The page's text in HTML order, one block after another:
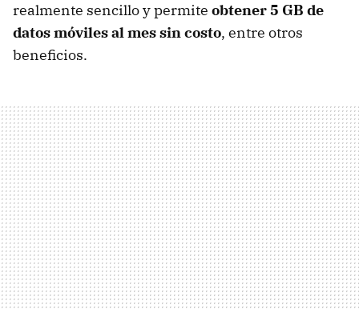
realmente sencillo y permite obtener 5 GB de
datos móviles al mes sin costo, entre otros
beneficios.